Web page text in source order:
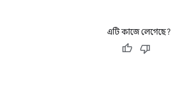
এটি কাজে লেগেছে?